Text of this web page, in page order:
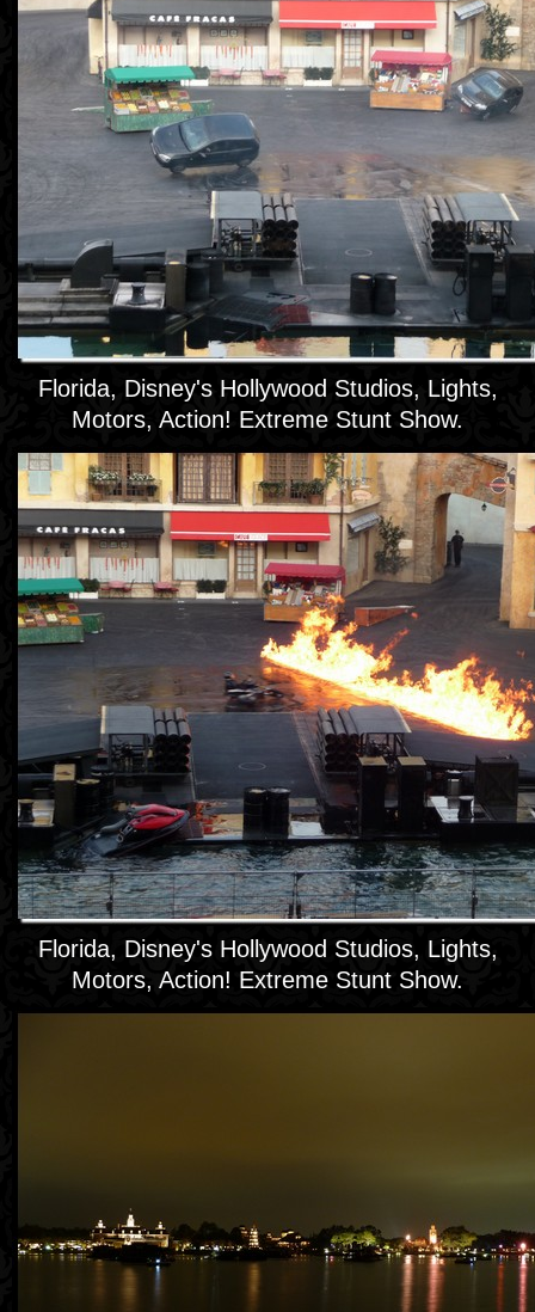
Florida, Disney's Hollywood Studios, Lights,
Motors, Action! Extreme Stunt Show.
Florida, Disney's Hollywood Studios, Lights,
Motors, Action! Extreme Stunt Show.